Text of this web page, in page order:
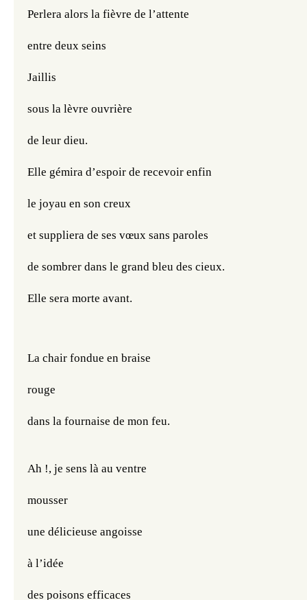
Perlera alors la fièvre de l’attente
entre deux seins
Jaillis
sous la lèvre ouvrière
de leur dieu.
Elle gémira d’espoir de recevoir enfin
le joyau en son creux
et suppliera de ses vœux sans paroles
de sombrer dans le grand bleu des cieux.
Elle sera morte avant.
La chair fondue en braise
rouge
dans la fournaise de mon feu.
Ah !, je sens là au ventre
mousser
une délicieuse angoisse
à l’idée
des poisons efficaces